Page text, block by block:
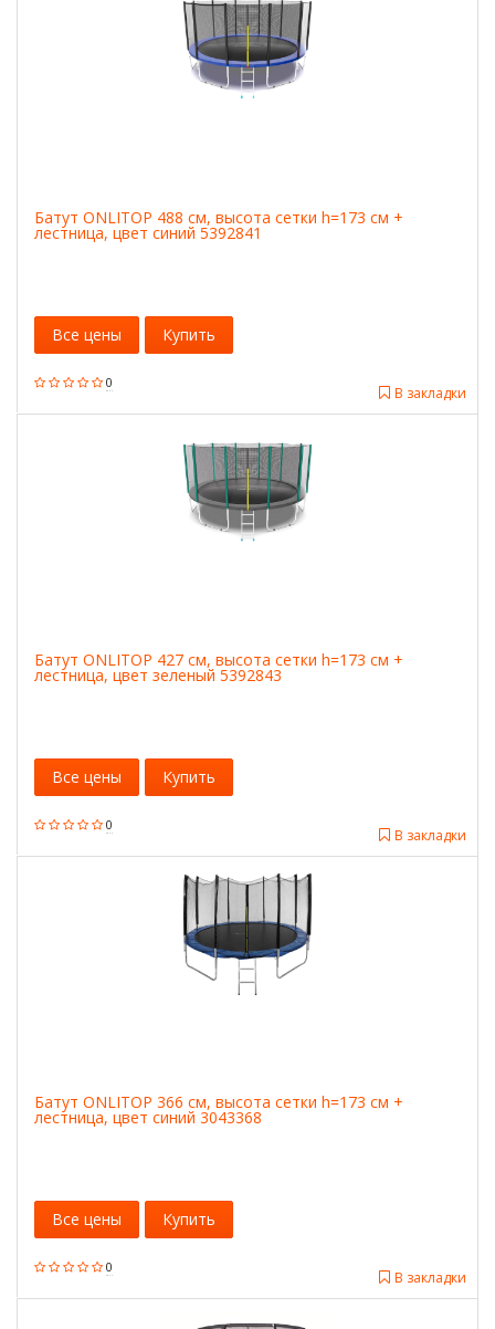
Батут ONLITOP 488 см, высота сетки h=173 см +
лестница, цвет синий 5392841
0
В закладки
Все цены Купить
Батут ONLITOP 427 см, высота сетки h=173 см +
лестница, цвет зеленый 5392843
0
В закладки
Все цены Купить
Батут ONLITOP 366 см, высота сетки h=173 см +
лестница, цвет синий 3043368
0
В закладки
Все цены Купить